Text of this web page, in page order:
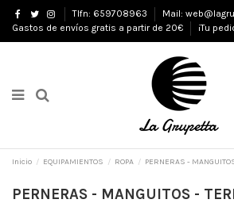
Tlfn: 659708963
Mail:
Gastos de envíos gratis a partir de 20€
¡Tu
Inicio EQUIPAMIENTOS ROPA PERNERAS -
PERNERAS - MANGUITOS -